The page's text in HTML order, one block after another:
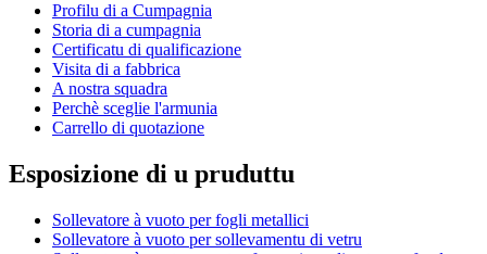
Profilu di a Cumpagnia
Storia di a cumpagnia
Certificatu di qualificazione
Visita di a fabbrica
A nostra squadra
Perchè sceglie l'armunia
Carrello di quotazione
Esposizione di u pruduttu
Sollevatore à vuoto per fogli metallici
Sollevatore à vuoto per sollevamentu di vetru